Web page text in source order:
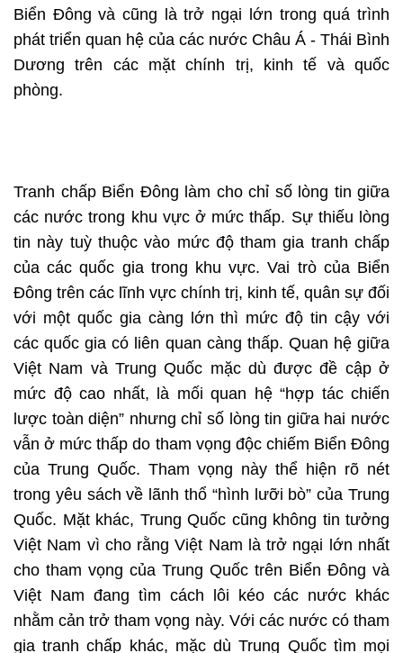
Biển Đông và cũng là trở ngại lớn trong quá trình
phát triển quan hệ của các nước Châu Á - Thái Bình
Dương trên các mặt chính trị, kinh tế và quốc
phòng.
Tranh chấp Biển Đông làm cho chỉ số lòng tin giữa
các nước trong khu vực ở mức thấp. Sự thiếu lòng
tin này tuỳ thuộc vào mức độ tham gia tranh chấp
của các quốc gia trong khu vực. Vai trò của Biển
Đông trên các lĩnh vực chính trị, kinh tế, quân sự đối
với một quốc gia càng lớn thì mức độ tin cậy với
các quốc gia có liên quan càng thấp. Quan hệ giữa
Việt Nam và Trung Quốc mặc dù được đề cập ở
mức độ cao nhất, là mối quan hệ “hợp tác chiến
lược toàn diện” nhưng chỉ số lòng tin giữa hai nước
vẫn ở mức thấp do tham vọng độc chiếm Biển Đông
của Trung Quốc. Tham vọng này thể hiện rõ nét
trong yêu sách về lãnh thổ “hình lưỡi bò” của Trung
Quốc. Mặt khác, Trung Quốc cũng không tin tưởng
Việt Nam vì cho rằng Việt Nam là trở ngại lớn nhất
cho tham vọng của Trung Quốc trên Biển Đông và
Việt Nam đang tìm cách lôi kéo các nước khác
nhằm cản trở tham vọng này. Với các nước có tham
gia tranh chấp khác, mặc dù Trung Quốc tìm mọi